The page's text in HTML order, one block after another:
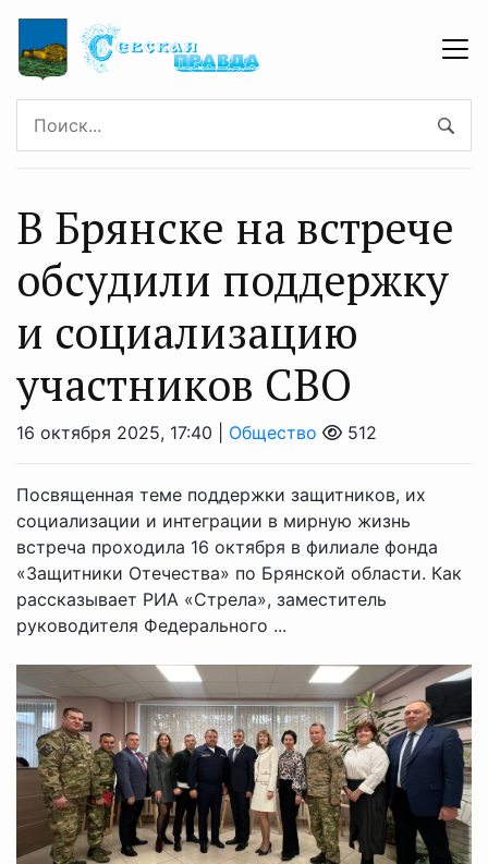
В Брянске на встрече
обсудили поддержку
и социализацию
участников СВО
16 октября 2025, 17:40 | Общество 512
Посвященная теме поддержки защитников, их
социализации и интеграции в мирную жизнь
встреча проходила 16 октября в филиале фонда
«Защитники Отечества» по Брянской области. Как
рассказывает РИА «Стрела», заместитель
руководителя Федерального ...